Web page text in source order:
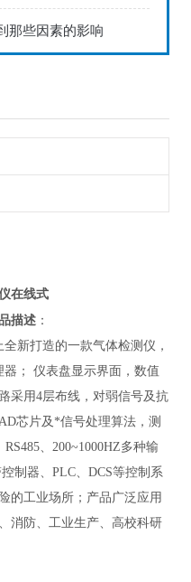
那些因素的影响
在线式
描述：
新打造的一款气体检测仪，
； 仪表盘显示界面，数值
采用4层布线，对弱信号及抗
芯片及*信号处理算法，测
、200~1000HZ多种输
制器、PLC、DCS等控制系
的工业场所；产品广泛应用
消防、工业生产、高校科研